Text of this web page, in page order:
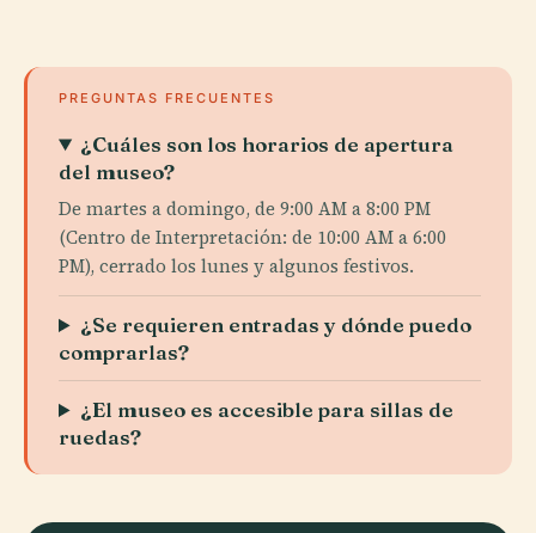
PREGUNTAS FRECUENTES
¿Cuáles son los horarios de apertura
del museo?
De martes a domingo, de 9:00 AM a 8:00 PM
(Centro de Interpretación: de 10:00 AM a 6:00
PM), cerrado los lunes y algunos festivos.
¿Se requieren entradas y dónde puedo
comprarlas?
¿El museo es accesible para sillas de
ruedas?